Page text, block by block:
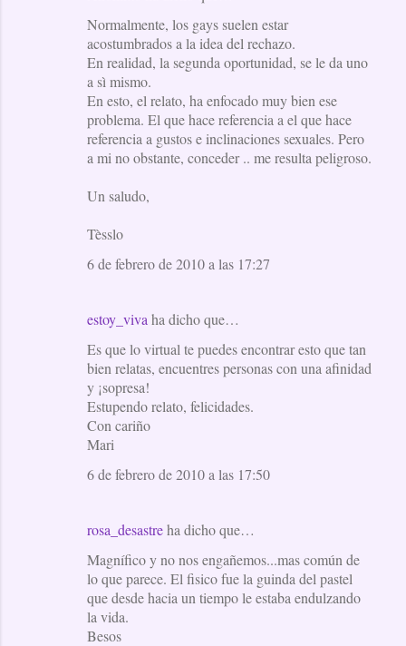
Normalmente, los gays suelen estar
acostumbrados a la idea del rechazo.
En realidad, la segunda oportunidad, se le da uno
a sì mismo.
En esto, el relato, ha enfocado muy bien ese
problema. El que hace referencia a el que hace
referencia a gustos e inclinaciones sexuales. Pero
a mi no obstante, conceder .. me resulta peligroso.
Un saludo,
Tèsslo
6 de febrero de 2010 a las 17:27
estoy_viva ha dicho que…
Es que lo virtual te puedes encontrar esto que tan
bien relatas, encuentres personas con una afinidad
y ¡sopresa!
Estupendo relato, felicidades.
Con cariño
Mari
6 de febrero de 2010 a las 17:50
rosa_desastreha dicho que…
Magnífico y no nos engañemos...mas común de
lo que parece. El fisico fue la guinda del pastel
que desde hacia un tiempo le estaba endulzando
la vida.
Besos